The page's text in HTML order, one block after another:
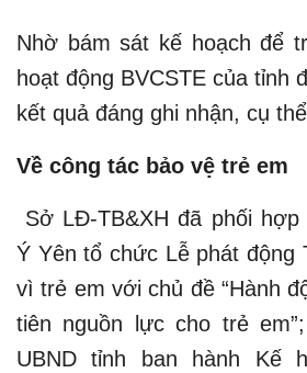
Nhờ bám sát kế hoạch để
hoạt động BVCSTE của tỉnh
kết quả đáng ghi nhận, cụ
Về công tác bảo vệ trẻ em
Sở LĐ-TB&XH đã phối hợp
Ý Yên tổ chức Lễ phát động
vì trẻ em với chủ đề “Hành
tiên nguồn lực cho trẻ
UBND tỉnh ban hành Kế